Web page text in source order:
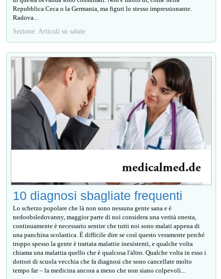
Repubblica Ceca o la Germania, ma figuri lo stesso impressionante.
Radova...
Sezione: Articoli su salute
10 diagnosi sbagliate frequenti
Lo scherzo popolare che là non sono nessuna gente sana e è
nedoobsledovanny, maggior parte di noi considera una verità onesta,
continuamente è necessario sentire che tutti noi sono malati appena di
una panchina scolastica. È difficile dire se così questo veramente perché
troppo spesso la gente è trattata malattie inesistenti, e qualche volta
chiama una malattia quello che è qualcosa l'altro. Qualche volta in esso i
dottori di scuola vecchia che fa diagnosi che sono cancellate molto
tempo far – la medicina ancora a meno che non siano colpevoli...